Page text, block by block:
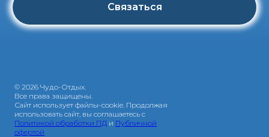
Связаться
© 2026 Чудо-Отдых.
Все права защищены.
Сайт использует файлы-cookie. Продолжая
использовать сайт, вы соглашаетесь с
Политикой обработки ПД и Публичной
офертой